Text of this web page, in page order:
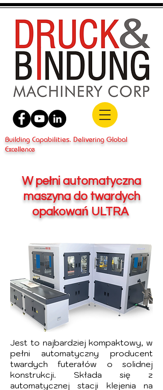
Building Capabilities. Delivering Global
Excellence
W pełni automatyczna
maszyna do twardych
opakowań ULTRA
Jest to najbardziej kompaktowy, w
pełni automatyczny producent
twardych futerałów o solidnej
konstrukcji. Składa się z
automatycznej stacji klejenia na